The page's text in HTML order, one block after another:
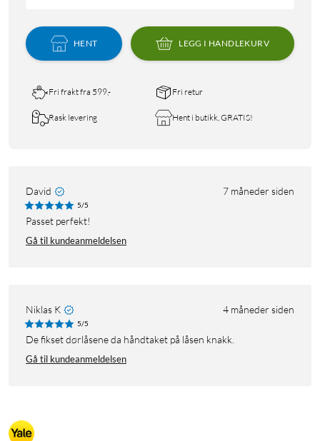
HENT LEGG I HANDLEKURV
Fri frakt fra 599,- Fri retur
Rask levering Hent i butikk, GRATIS!
David 7 måneder siden
5/5
Passet perfekt!
Gå til kundeanmeldelsen
Niklas K 4 måneder siden
5/5
De fikset dørlåsene da håndtaket på låsen knakk.
Gå til kundeanmeldelsen